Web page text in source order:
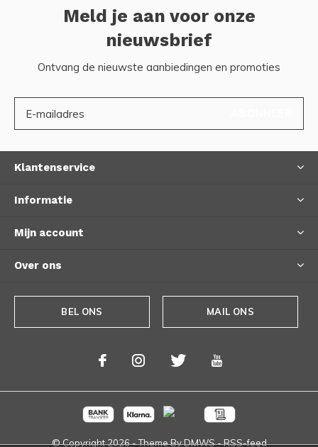
Meld je aan voor onze
nieuwsbrief
Ontvang de nieuwste aanbiedingen en promoties
Klantenservice
Informatie
Mijn account
Over ons
BEL ONS MAIL ONS
© Copyright2026- Theme ByDMWS-RSS-feed